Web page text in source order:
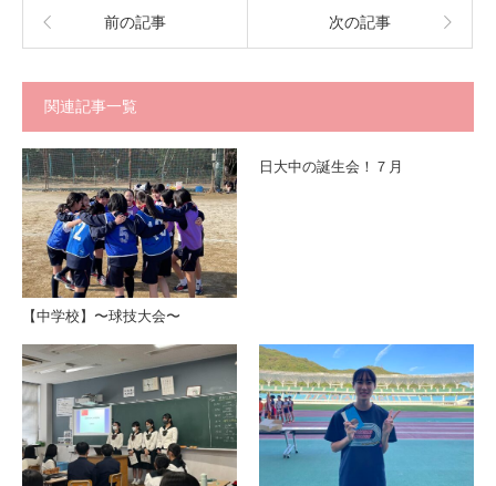
前の記事 次の記事
関連記事一覧
【中学校】〜球技大会〜
日大中の誕生会！７月